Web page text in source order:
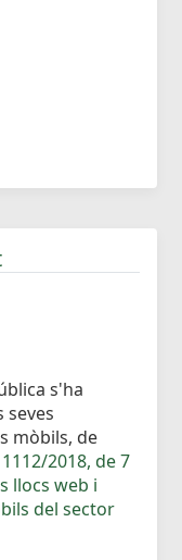
s'ha
seves
mòbils, de
2018, de 7
llocs web i
del sector